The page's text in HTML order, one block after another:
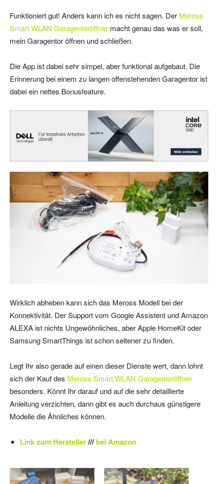
Funktioniert gut! Anders kann ich es nicht sagen. Der Meross
Smart WLAN Garagentoröffner macht genau das was er soll,
mein Garagentor öffnen und schließen.
Die App ist dabei sehr simpel, aber funktional aufgebaut. Die
Erinnerung bei einem zu langen offenstehenden Garagentor ist
dabei ein nettes Bonusfeature.
Wirklich abheben kann sich das Meross Modell bei der
Konnektivität. Der Support vom Google Assistent und Amazon
ALEXA ist nichts Ungewöhnliches, aber Apple HomeKit oder
Samsung SmartThings ist schon seltener zu finden.
Legt Ihr also gerade auf einen dieser Dienste wert, dann lohnt
sich der Kauf des Meross Smart WLAN Garagentoröffner
besonders. Könnt Ihr darauf und auf die sehr detaillierte
Anleitung verzichten, dann gibt es auch durchaus günstigere
Modelle die Ähnliches können.
Link zum Hersteller///bei Amazon